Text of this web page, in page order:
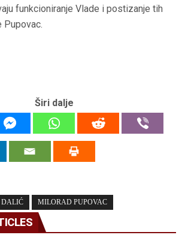
funkcioniranje Vlade i postizanje tih
Pupovac.
Širi dalje
DALIĆ MILORAD PUPOVAC